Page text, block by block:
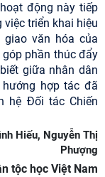
động này tiếp
triển khai hiệu
văn hóa của
phần thúc đẩy
giữa nhân dân
hợp tác đã
hệ Đối tác Chiến
Hiếu, Nguyễn Thị
Phượng
tộc học Việt Nam